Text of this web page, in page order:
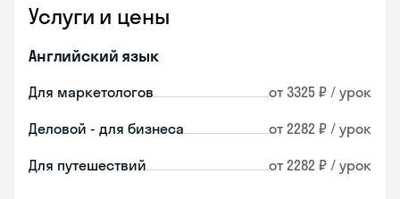
Услуги и цены
Английский язык
Для маркетологов от 3325 ₽ / урок
Деловой - для бизнеса от 2282 ₽ / урок
Для путешествий от 2282 ₽ / урок